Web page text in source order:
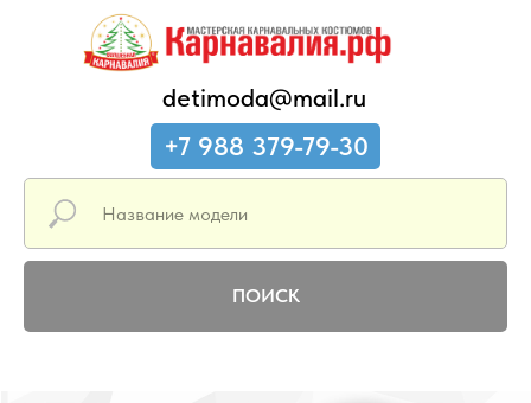
detimoda@mail.ru
+7 988 379-79-30
ПОИСК